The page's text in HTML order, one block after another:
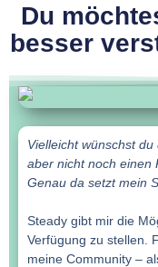
Du
besser
Vielleicht wünschst
aber nicht noch einen
Genau da setzt mein
Steady gibt mir die
Verfügung zu stellen.
meine Community –